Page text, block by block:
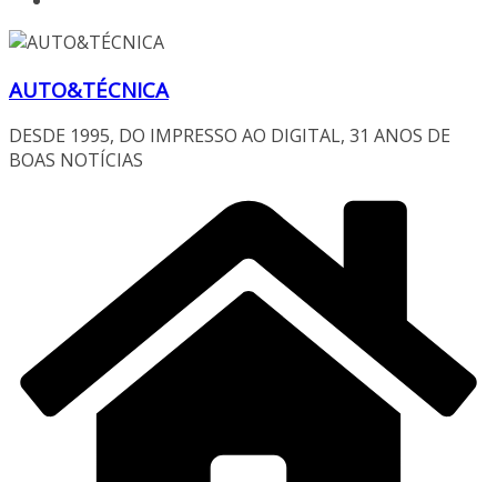
AUTO&TÉCNICA
DESDE 1995, DO IMPRESSO AO DIGITAL, 31 ANOS DE
BOAS NOTÍCIAS